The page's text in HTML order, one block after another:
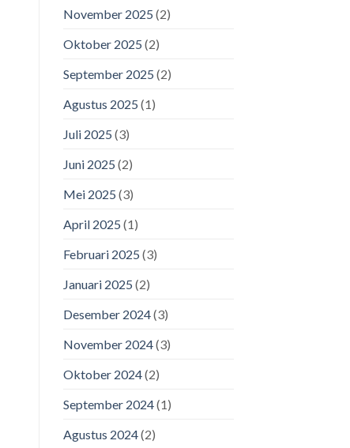
November 2025 (2)
Oktober 2025 (2)
September 2025 (2)
Agustus 2025 (1)
Juli 2025 (3)
Juni 2025 (2)
Mei 2025 (3)
April 2025 (1)
Februari 2025 (3)
Januari 2025 (2)
Desember 2024(3)
November 2024(3)
Oktober 2024(2)
September 2024(1)
Agustus 2024(2)